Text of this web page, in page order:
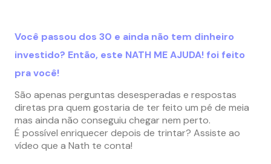
Você passou dos 30 e ainda não tem dinheiro
investido? Então, este NATH ME AJUDA! foi feito
pra você!
São apenas perguntas desesperadas e respostas
diretas pra quem gostaria de ter feito um pé de meia
mas ainda não conseguiu chegar nem perto.
É possível enriquecer depois de trintar? Assiste ao
vídeo que a Nath te conta!